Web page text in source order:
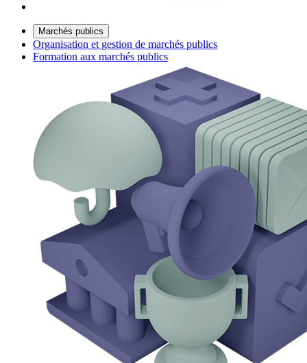
Marchés publics
Organisation et gestion de marchés publics
Formation aux marchés publics